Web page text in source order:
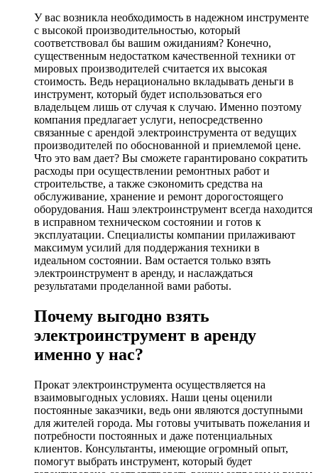
У вас возникла необходимость в надежном инструменте
с высокой производительностью, который
соответствовал бы вашим ожиданиям? Конечно,
существенным недостатком качественной техники от
мировых производителей считается их высокая
стоимость. Ведь нерационально вкладывать деньги в
инструмент, который будет использоваться его
владельцем лишь от случая к случаю. Именно поэтому
компания предлагает услуги, непосредственно
связанные с арендой электроинструмента от ведущих
производителей по обоснованной и приемлемой цене.
Что это вам дает? Вы сможете гарантировано сократить
расходы при осуществлении ремонтных работ и
строительстве, а также сэкономить средства на
обслуживание, хранение и ремонт дорогостоящего
оборудования. Наш электроинструмент всегда находится
в исправном техническом состоянии и готов к
эксплуатации. Специалисты компании прилаживают
максимум усилий для поддержания техники в
идеальном состоянии. Вам остается только взять
электроинструмент в аренду, и наслаждаться
результатами проделанной вами работы.
Почему выгодно взять
электроинструмент в аренду
именно у нас?
Прокат электроинструмента осуществляется на
взаимовыгодных условиях. Наши цены оценили
постоянные заказчики, ведь они являются доступными
для жителей города. Мы готовы учитывать пожелания и
потребности постоянных и даже потенциальных
клиентов. Консультанты, имеющие огромный опыт,
помогут выбрать инструмент, который будет